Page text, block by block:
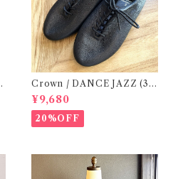
Crown / DANCE JAZZ (3:2
2cm / 6:24-24,5 ) Black
¥9,680
20%OFF